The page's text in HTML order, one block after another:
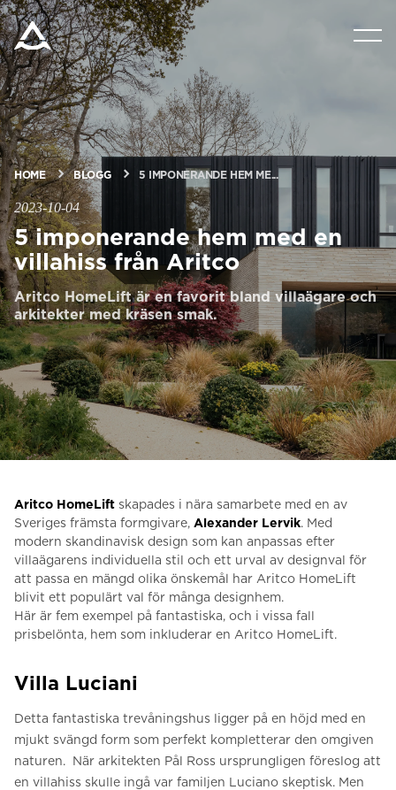
PRODUKTER
VERKTYG & DOKUMENT
BLOGG & NYHETER
OM ARITCO
FÖR PROFESSIONELLA
Beställ ett Digitalt HomeKit
Be om ett offertförslag
Kontakta oss
FAQ
SV
HOME BLOGG 5 IMPONERANDE HEM ME...
2023-10-04
5 imponerande hem med en
villahiss från Aritco
Aritco HomeLift är en favorit bland villaägare och
arkitekter med kräsen smak.
Aritco HomeLift skapades i nära samarbete med en av
Sveriges främsta formgivare, Alexander Lervik. Med
modern skandinavisk design som kan anpassas efter
villaägarens individuella stil och ett urval av designval för
att passa en mängd olika önskemål har Aritco HomeLift
blivit ett populärt val för många designhem.
Här är fem exempel på fantastiska, och i vissa fall
prisbelönta, hem som inkluderar en Aritco HomeLift.
Villa Luciani
Detta fantastiska trevåningshus ligger på en höjd med en
mjukt svängd form som perfekt kompletterar den omgiven
naturen. När arkitekten Pål Ross ursprungligen föreslog att
en villahiss skulle ingå var familjen Luciano skeptisk. Men